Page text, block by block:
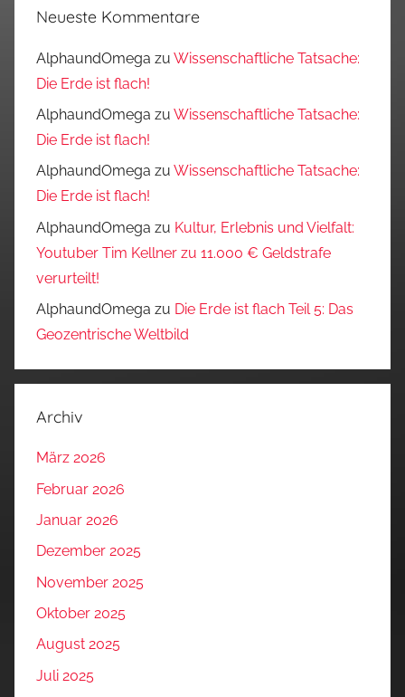
Neueste Kommentare
AlphaundOmega zu Wissenschaftliche Tatsache:
Die Erde ist flach!
AlphaundOmega zu Wissenschaftliche Tatsache:
Die Erde ist flach!
AlphaundOmega zu Wissenschaftliche Tatsache:
Die Erde ist flach!
AlphaundOmega zu Kultur, Erlebnis und Vielfalt:
Youtuber Tim Kellner zu 11.000 € Geldstrafe
verurteilt!
AlphaundOmega zu Die Erde ist flach Teil 5: Das
Geozentrische Weltbild
Archiv
März 2026
Februar 2026
Januar 2026
Dezember 2025
November 2025
Oktober 2025
August 2025
Juli 2025